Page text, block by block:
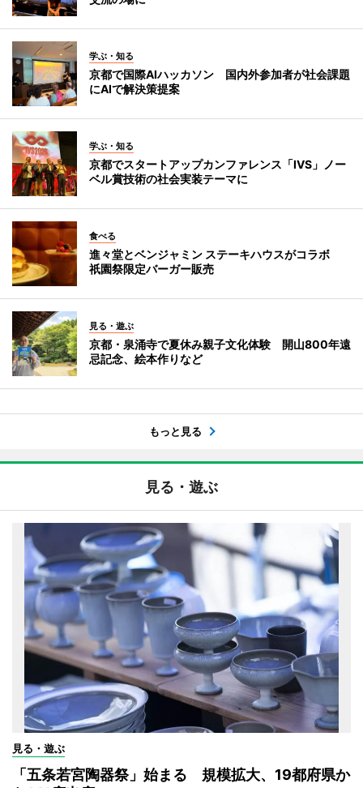
学ぶ・知る
京都で国際AIハッカソン 国内外参加者が社会課題
にAIで解決策提案
学ぶ・知る
京都でスタートアップカンファレンス「IVS」ノー
ベル賞技術の社会実装テーマに
食べる
進々堂とベンジャミン ステーキハウスがコラボ
祇園祭限定バーガー販売
見る・遊ぶ
京都・泉涌寺で夏休み親子文化体験 開山800年遠
忌記念、絵本作りなど
もっと見る
見る・遊ぶ
見る・遊ぶ
「五条若宮陶器祭」始まる 規模拡大、19都府県か